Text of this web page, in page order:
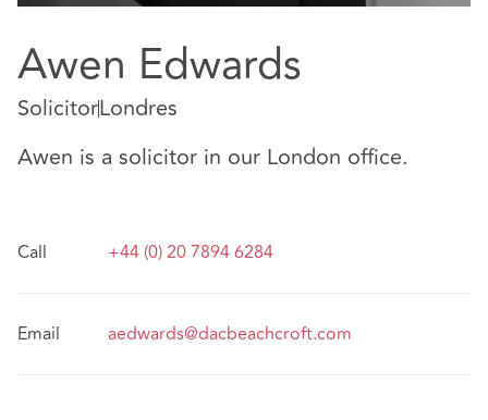
Awen Edwards
SolicitorLondres
Awen is a solicitor in our London office.
Call +44 (0) 20 7894 6284
Email aedwards@dacbeachcroft.com